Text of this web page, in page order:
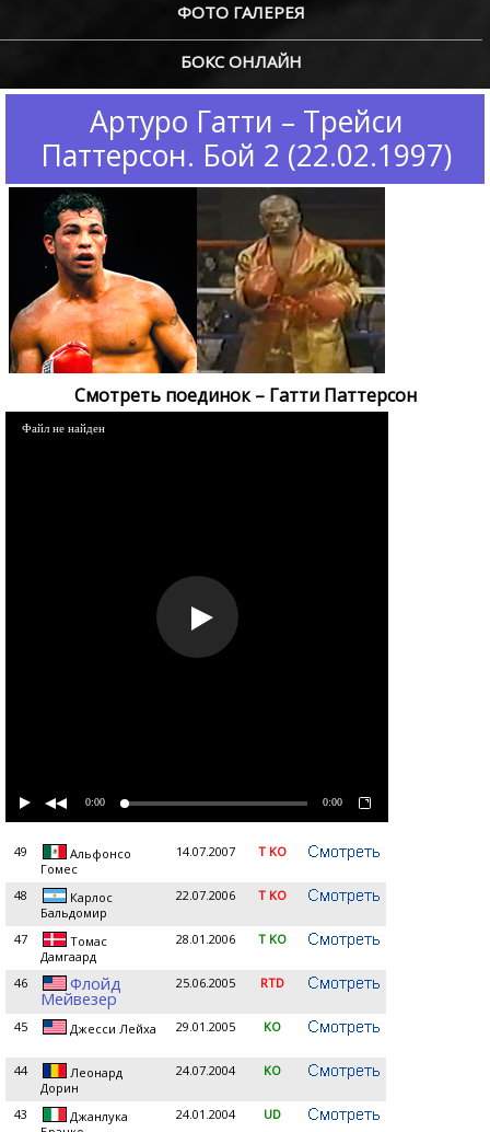
ФОТО ГАЛЕРЕЯ
БОКС ОНЛАЙН
Артуро Гатти – Трейси
Паттерсон. Бой 2 (22.02.1997)
Смотреть поединок – Гатти Паттерсон
Файл не найден
0:00 0:00
49
Альфонсо
Гомес
14.07.2007 T KO
48
Карлос
Бальдомир
22.07.2006 T KO
47
Томас
Дамгаард
28.01.2006 T KO
46 Флойд
Мейвезер
25.06.2005 RTD
45 Джесси Лейха 29.01.2005 KO
44
Леонард
Дорин
24.07.2004 KO
43
Джанлука
24.01.2004 UD